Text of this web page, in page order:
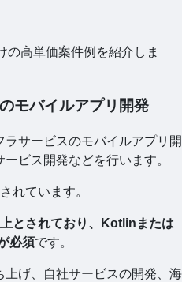
の高単価案件例を紹介しま
モバイルアプリ開発
サービスのモバイルアプリ開
ビス開発などを行います。
れています。
とされており、Kotlinまたは
必須です。
げ、自社サービスの開発、海